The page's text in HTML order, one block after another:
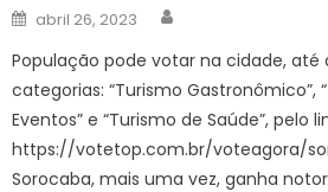
Posted
on
abril 26, 2023
População pode votar na cidade, até
categorias: “Turismo Gastronômico”,
Eventos” e “Turismo de Saúde”, pelo
https://votetop.com.br/voteagora/
Sorocaba, mais uma vez, ganha